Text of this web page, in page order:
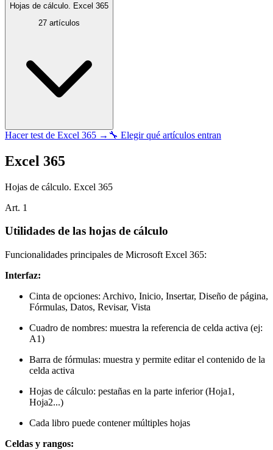
Hojas de cálculo. Excel 365
27 artículos
Hacer test de Excel 365 → 🔧 Elegir qué artículos entran
Excel 365
Hojas de cálculo. Excel 365
Art. 1
Utilidades de las hojas de cálculo
Funcionalidades principales de Microsoft Excel 365:
Interfaz:
Cinta de opciones: Archivo, Inicio, Insertar, Diseño de página,
Fórmulas, Datos, Revisar, Vista
Cuadro de nombres: muestra la referencia de celda activa (ej:
A1)
Barra de fórmulas: muestra y permite editar el contenido de la
celda activa
Hojas de cálculo: pestañas en la parte inferior (Hoja1,
Hoja2...)
Cada libro puede contener múltiples hojas
Celdas y rangos: